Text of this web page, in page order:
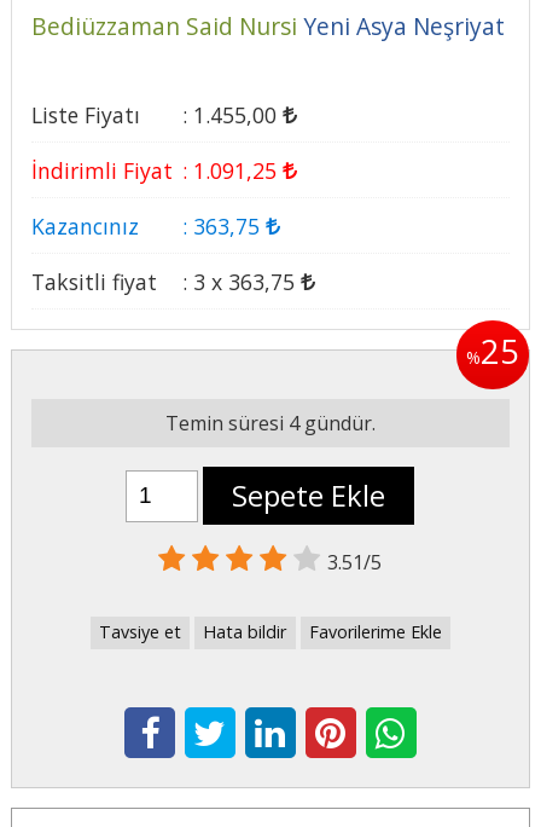
Bediüzzaman Said Nursi Yeni Asya Neşriyat
Liste Fiyatı : 1.455,00
İndirimli Fiyat : 1.091,25
Kazancınız
: 363,75
Taksitli fiyat
: 3 x 363,75
%25
Temin süresi 4 gündür.
Sepete Ekle
3.51/5
Tavsiye et Hata bildir Favorilerime Ekle